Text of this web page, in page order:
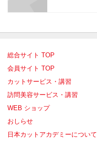
総合サイト TOP
会員サイト TOP
カットサービス・講習
訪問美容サービス・講習
WEB ショップ
おしらせ
日本カットアカデミーについて